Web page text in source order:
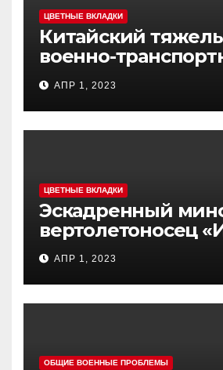
ЦВЕТНЫЕ ВКЛАДКИ
Китайский
военно-
самолет (BTC) Y-20
(«ЮНЬ-20»)
АПР 1, 2023
ЦВЕТНЫЕ ВКЛАДКИ
Эскадренный
вертолетоносец
АПР 1, 2023
ОБЩИЕ ВОЕННЫЕ ПРОБЛЕМЫ